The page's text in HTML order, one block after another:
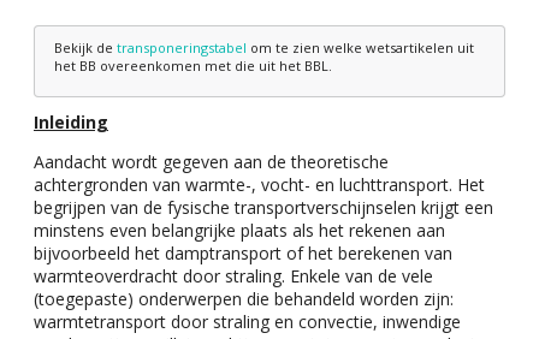
Bekijk de transponeringstabel om te zien welke wetsartikelen uit
het BB overeenkomen met die uit het BBL.
Inleiding
Aandacht wordt gegeven aan de theoretische
achtergronden van warmte-, vocht- en luchttransport. Het
begrijpen van de fysische transportverschijnselen krijgt een
minstens even belangrijke plaats als het rekenen aan
bijvoorbeeld het damptransport of het berekenen van
warmteoverdracht door straling. Enkele van de vele
(toegepaste) onderwerpen die behandeld worden zijn:
warmtetransport door straling en convectie, inwendige